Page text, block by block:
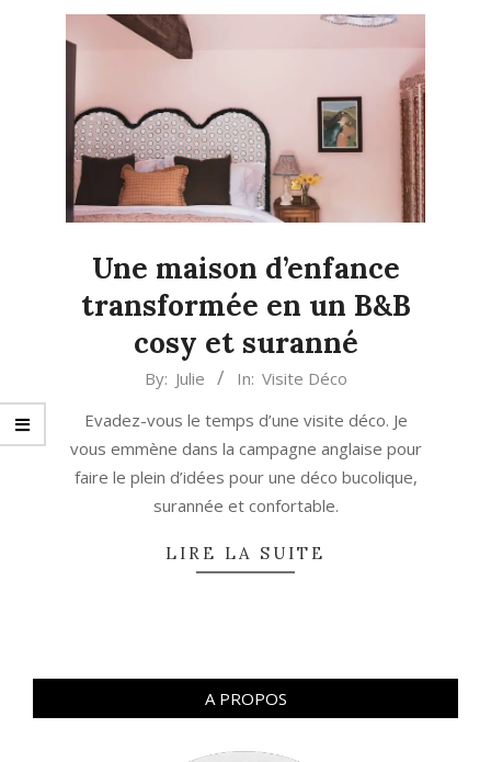
LIVING
Une maison d’enfance
transformée en un B&B
cosy et suranné
By: Julie In: Visite Déco
Evadez-vous le temps d’une visite déco. Je
vous emmène dans la campagne anglaise pour
faire le plein d’idées pour une déco bucolique,
surannée et confortable.
LIRE LA SUITE
A PROPOS